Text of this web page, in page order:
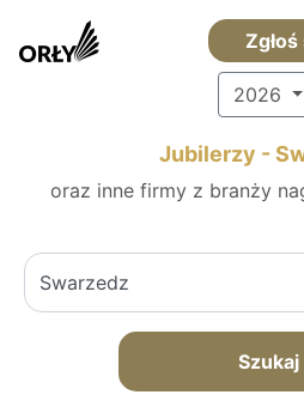
Zgłoś
2026
Jubilerzy -
oraz inne firmy z branży
Szukaj